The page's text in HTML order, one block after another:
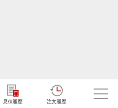
見積履歴 注文履歴